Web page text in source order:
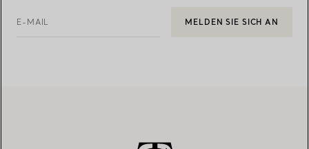
E-MAIL MELDEN SIE SICH AN